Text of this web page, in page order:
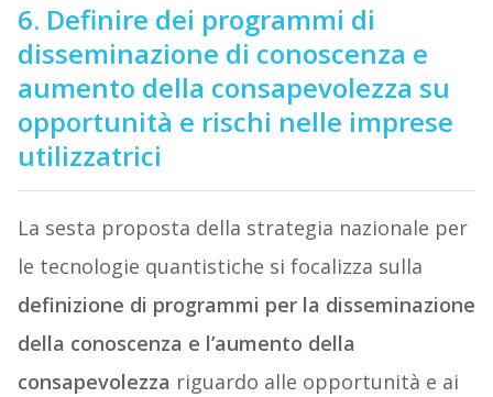
6. Definire dei programmi di
disseminazione di conoscenza e
aumento della consapevolezza su
opportunità e rischi nelle imprese
utilizzatrici
La sesta proposta della strategia nazionale per
le tecnologie quantistiche si focalizza sulla
definizione di programmi per la disseminazione
della conoscenza e l’aumento della
consapevolezza riguardo alle opportunità e ai